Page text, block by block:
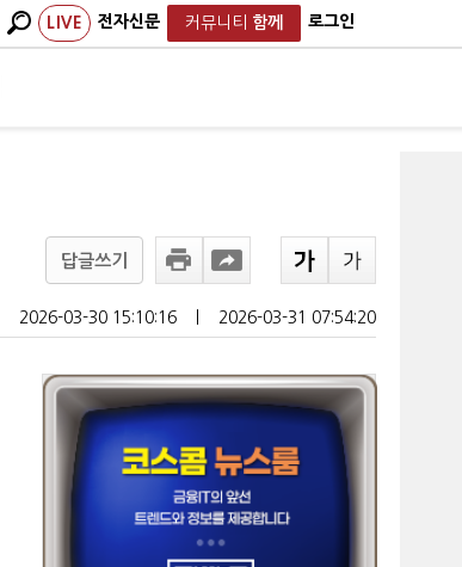
LIVE 전자신문 커뮤니티 함께 로그인
답글쓰기
2026-03-30 15:10:16 2026-03-31 07:54:20